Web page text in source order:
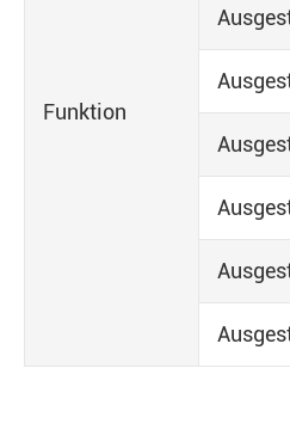
Funktion